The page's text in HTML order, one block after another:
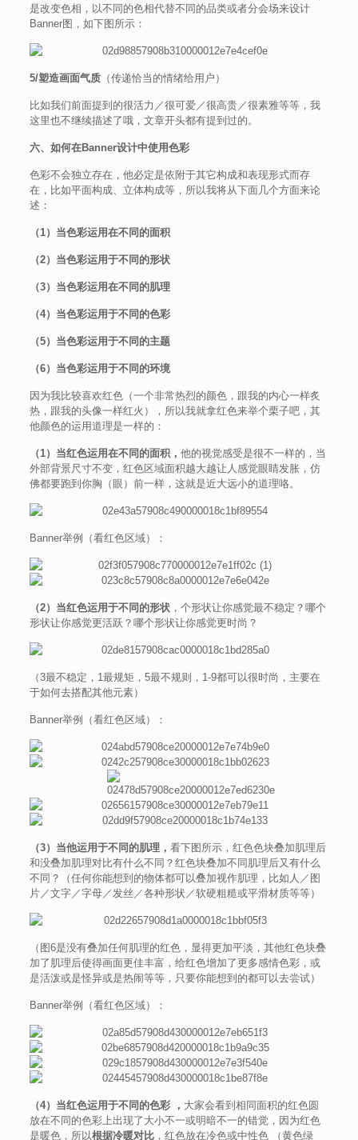
是改变色相，以不同的色相代替不同的品类或者分会场来设计
Banner图，如下图所示：
5/塑造画面气质（传递恰当的情绪给用户）
比如我们前面提到的很活力／很可爱／很高贵／很素雅等等，我
这里也不继续描述了哦，文章开头都有提到过的。
六、如何在Banner设计中使用色彩
色彩不会独立存在，他必定是依附于其它构成和表现形式而存
在，比如平面构成、立体构成等，所以我将从下面几个方面来论
述：
（1）当色彩运用在不同的面积
（2）当色彩运用于不同的形状
（3）当色彩运用在不同的肌理
（4）当色彩运用于不同的色彩
（5）当色彩运用于不同的主题
（6）当色彩运用于不同的环境
因为我比较喜欢红色（一个非常热烈的颜色，跟我的内心一样炙
热，跟我的头像一样红火），所以我就拿红色来举个栗子吧，其
他颜色的运用道理是一样的：
（1）当红色运用在不同的面积， 他的视觉感受是很不一样的，当
外部背景尺寸不变，红色区域面积越大越让人感觉眼睛发胀，仿
佛都要跑到你胸（眼）前一样，这就是近大远小的道理咯。
Banner举例（看红色区域）：
（2）当红色运用于不同的形状，个形状让你感觉最不稳定？哪个
形状让你感觉更活跃？哪个形状让你感觉更时尚？
（3最不稳定，1最规矩，5最不规则，1-9都可以很时尚，主要在
于如何去搭配其他元素）
Banner举例（看红色区域）：
（3）当他运用于不同的肌理， 看下图所示，红色色块叠加肌理后
和没叠加肌理对比有什么不同？红色块叠加不同肌理后又有什么
不同？（任何你能想到的物体都可以叠加视作肌理，比如人／图
片／文字／字母／发丝／各种形状／软硬粗糙或平滑材质等等）
（图6是没有叠加任何肌理的红色，显得更加平淡，其他红色块叠
加了肌理后使得画面更佳丰富，给红色增加了更多感情色彩，或
是活泼或是怪异或是热闹等等，只要你能想到的都可以去尝试）
Banner举例（看红色区域）：
（4）当红色运用于不同的色彩 ， 大家会看到相同面积的红色圆
放在不同的色彩上出现了大小不一或明暗不一的错觉，因为红色
是暖色，所以根据冷暖对比，红色放在冷色或中性色 （黄色绿